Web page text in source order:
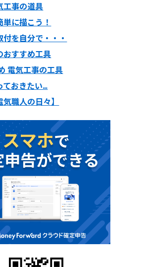
工事の道具
に描こう！
を自分で・・・
おすすめ工具
電気工事の工具
ておきたい…
職人の日々】